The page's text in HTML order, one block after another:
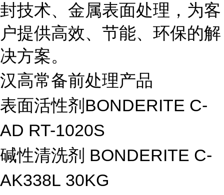
封技术、金属表面处理，为客
户提供高效、节能、环保的解
决方案。
汉高常备前处理产品
表面活性剂BONDERITE C-
AD RT-1020S
碱性清洗剂 BONDERITE C-
AK338L 30KG